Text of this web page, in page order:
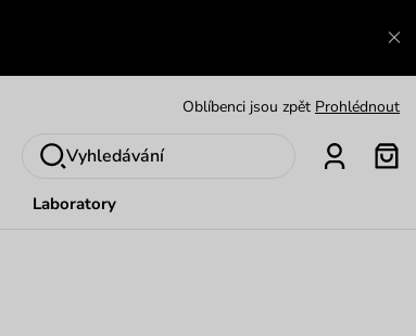
Laboratory
Nech se inspirovat Ukázat
Vyhledávání